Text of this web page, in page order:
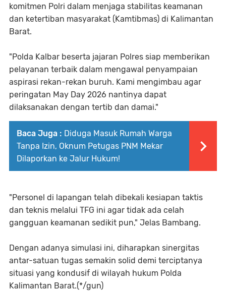
komitmen Polri dalam menjaga stabilitas keamanan
dan ketertiban masyarakat (Kamtibmas) di Kalimantan
Barat.
"Polda Kalbar beserta jajaran Polres siap memberikan
pelayanan terbaik dalam mengawal penyampaian
aspirasi rekan-rekan buruh. Kami mengimbau agar
peringatan May Day 2026 nantinya dapat
dilaksanakan dengan tertib dan damai."
Baca Juga : Diduga Masuk Rumah Warga
Tanpa Izin, Oknum Petugas PNM Mekar
Dilaporkan ke Jalur Hukum!
"Personel di lapangan telah dibekali kesiapan taktis
dan teknis melalui TFG ini agar tidak ada celah
gangguan keamanan sedikit pun," Jelas Bambang.
Dengan adanya simulasi ini, diharapkan sinergitas
antar-satuan tugas semakin solid demi terciptanya
situasi yang kondusif di wilayah hukum Polda
Kalimantan Barat.(*/gun)